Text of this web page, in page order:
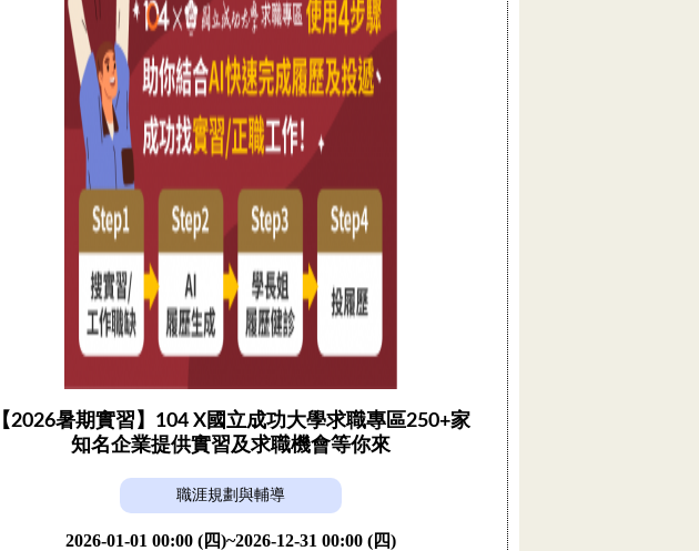
【2026暑期實習】104 X國立成功大學求職專區250+家
知名企業提供實習及求職機會等你來
職涯規劃與輔導
2026-01-01 00:00 (四)~2026-12-31 00:00 (四)